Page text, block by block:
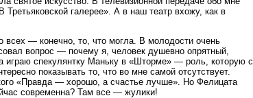
галерее». А в наш театр вхожу, как в
— конечно, то, что могла. В молодости очень
вопрос — почему я, человек душевно опрятный,
играю спекулянтку Маньку в «Шторме» — роль, которую с
показывать то, что во мне самой отсутствует.
«Правда — хорошо, а счастье лучше». Но Фелицата
современна? Там все — жулики!